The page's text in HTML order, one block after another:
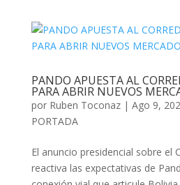
PANDO APUESTA AL
PARA ABRIR NUEVOS
por Ruben Toconaz| Ago 9,
PORTADA
El anuncio presidencial sobre el
reactiva las expectativas de